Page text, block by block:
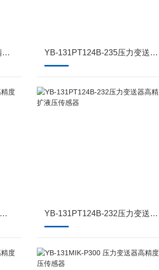
YB-131PT202压力变送器高精度扩散硅液压传感器 YB-131PT124B-235压力变送器高精度扩散压传感器
YB-131PT124B-233压力变送器高精度扩散压传感器 YB-131PT124B-232压力变送器高精度扩液压传感器